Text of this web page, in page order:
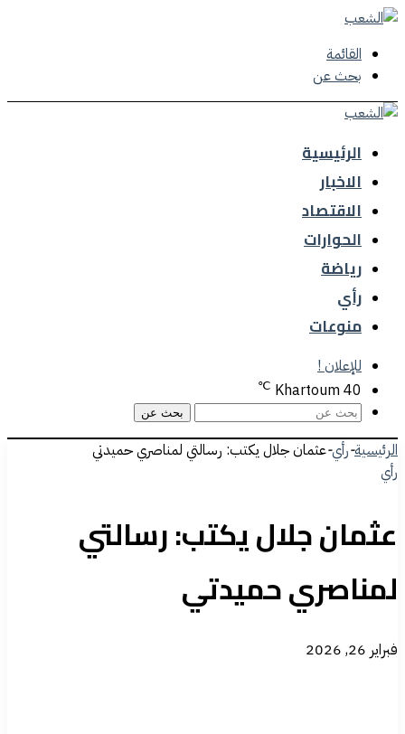
القائمة
بحث عن
الرئيسية
الاخبار
الاقتصاد
الحوارات
رياضة
رأي
منوعات
للإعلان !
Khartoum40
℃
بحث عن
الرئيسية-رأي-عثمان جلال يكتب: رسالتي لمناصري حميدتي
رأي
عثمان جلال يكتب: رسالتي
لمناصري حميدتي
فبراير 26, 2026